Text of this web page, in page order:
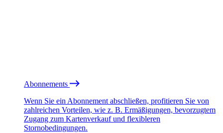
Abonnements
Wenn Sie ein Abonnement abschließen, profitieren Sie von
zahlreichen Vorteilen, wie z. B. Ermäßigungen, bevorzugtem
Zugang zum Kartenverkauf und flexibleren
Stornobedingungen.